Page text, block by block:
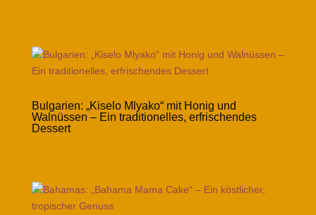
Bulgarien: „Kiselo Mlyako“ mit Honig und
Walnüssen – Ein traditionelles, erfrischendes
Dessert